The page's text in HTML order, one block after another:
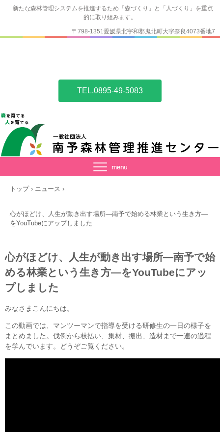
新たな森林管理システムを推進するため「森づくり」と「人づくり」を重点
的に取り組みます。
TEL.0895-49-5083
〒798-1351愛媛県北宇和郡鬼北町大字奈良4073番地7
トップ › ニュース ›
心がほどけ、人生が動き出す場所—南予で始める林業という生き方—
をYouTubeにアップしました
心がほどけ、人生が動き出す場所—南予で始
める林業という生き方—をYouTubeにアッ
プしました
みなさまこんにちは。
この動画では、マンツーマンで指導を受ける研修生の一日の様子を
まとめました。伐倒から枝払い、集材、搬出、造材まで一連の過程
を学んでいます。どうぞご覧ください。